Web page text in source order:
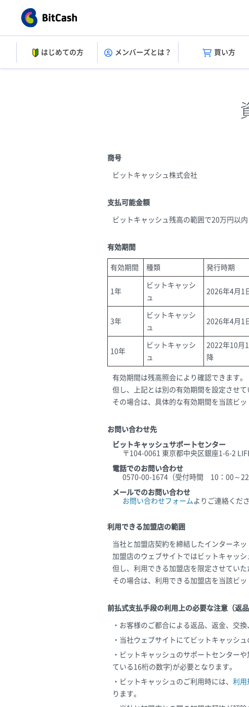
はじめての方 メンバーズとは？ 買い方
商号
ビットキャッシュ株式会社
支払可能金額
ビットキャッシュ残高の範囲で20万円以内
有効期間
有効期間 種類 発行時期
1年
ビットキャッシ
ュ
2026年4月1
3年
ビットキャッシ
ュ
2026年4月1
10年
ビットキャッシ
ュ
2022年10月
降
有効期間は残高照会により確認できます。
但し、上記とは別の有効期間を設定させ
その場合は、具体的な有効期間を当該ビ
お問い合わせ先
ビットキャッシュサポートセンター
〒104-0061 東京都中央区銀座1-6-2
電話でのお問い合わせ
0570-00-1674（受付時間 10：00～
メールでのお問い合わせ
お問い合わせフォーム よりご連絡くださ
利用できる加盟店の範囲
当社と加盟店契約を締結したインターネッ
加盟店のウェブサイトではビットキャッ
但し、利用できる加盟店を限定させてい
その場合は、利用できる加盟店を当該ビ
前払式支払手段の利用上の必要な注意（返品
・お客様のご都合による返品、返金、交
・当社ウェブサイトにてビットキャッシュ
・ビットキャッシュのサポートセンター
ている16桁の数字)が必要となります。
・ビットキャッシュのご利用時には、 利用
ります。